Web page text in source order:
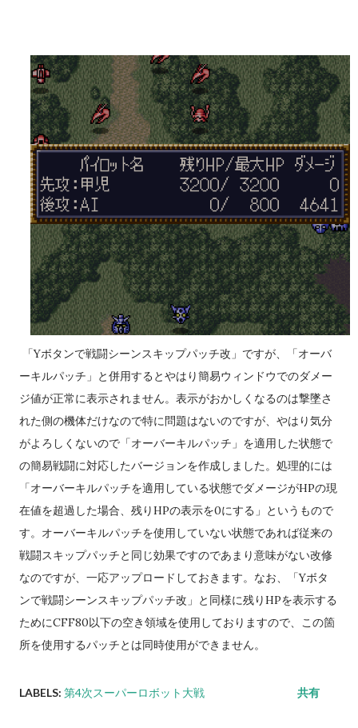
るゲッター2系やF91であればこの命令を活用できるかもしれな
い。 「積極的にいけ！」は、相手が一撃で倒せる場合は命中
率が1%以上ある最強の武器を選択。但し、その武器の残弾が残
り1だったり、その武器を使用してもう一度使用できるだけの残
りENがなくなる場合は使わず、次に威力が高く命中率が1%以
上あり、かつ残弾が残り2以上か現在のENで二回以上使用でき
るEN消費武器を選択するという思考を繰り返す（EN消費武器
に関してはたまに例外あり）。どうしようもない場合は弾切
れ、またはEN枯渇にならない命中率がゼロの現在選択できる最
強の武器を選択する。これに合致する武器がない場合は反撃不
能扱いになる（そのため、条件を成立させれば弾切れでなくと
もパイロットが弾切れの台詞を吐く姿を拝める）弾切れや射程
考も同様。やはり原則として武器選択の際に反撃相手の...
「Yボタンで戦闘シーンスキップパッチ改」ですが、「オーバ
ーキルパッチ」と併用するとやはり簡易ウィンドウでのダメー
ジ値が正常に表示されません。表示がおかしくなるのは撃墜さ
れた側の機体だけなので特に問題はないのですが、やはり気分
がよろしくないので「オーバーキルパッチ」を適用した状態で
の簡易戦闘に対応したバージョンを作成しました。処理的には
「オーバーキルパッチを適用している状態でダメージがHPの現
在値を超過した場合、 残りHPの表示を0にする」というもので
す。 オーバーキルパッチを使用していない状態であれば従来の
戦闘スキップパッチと同じ効果ですのであまり意味がない改修
なのですが、一応アップロードしておきます。 なお、
「Yボタ
ンで戦闘シーンスキップパッチ改」と同様に残りHPを表示する
ためにCFF80以下の空き領域を使用しておりますので、この箇
所を使用するパッチとは同時使用ができません。
LABELS: 第4次スーパーロボット大戦 共有